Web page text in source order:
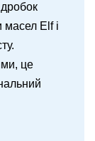
масел Elf і
це